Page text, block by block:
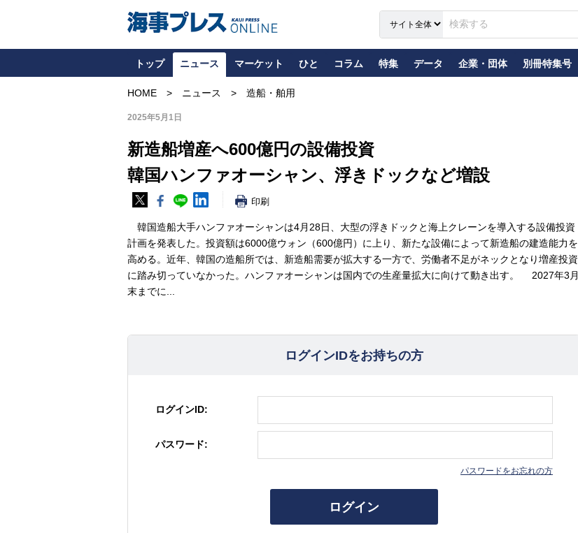
トップ ニュース マーケット ひと コラム 特集 データ 企業・団体 別冊特集号
HOME ニュース 造船・舶用
2025年5月1日
新造船増産へ600億円の設備投資
韓国ハンファオーシャン、浮きドックなど増設
印刷
韓国造船大手ハンファオーシャンは4月28日、大型の浮きドックと海上クレーンを導入する設備投資
計画を発表した。投資額は6000億ウォン（600億円）に上り、新たな設備によって新造船の建造能力を
高める。近年、韓国の造船所では、新造船需要が拡大する一方で、労働者不足がネックとなり増産投資
に踏み切っていなかった。ハンファオーシャンは国内での生産量拡大に向けて動き出す。 2027年3月
末までに...
ログインIDをお持ちの方
ログインID:
パスワード:
パスワードをお忘れの方
ログイン